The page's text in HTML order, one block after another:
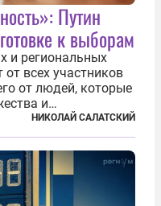
Путин
к выборам
и региональных
от всех участников
от людей, которые
и
формированию
Владимир Путин
Кремле...
НИКОЛАЙ САЛАТСКИЙ